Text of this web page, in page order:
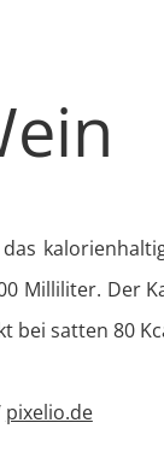
Milliliter. Der
bei satten 80
pixelio.de